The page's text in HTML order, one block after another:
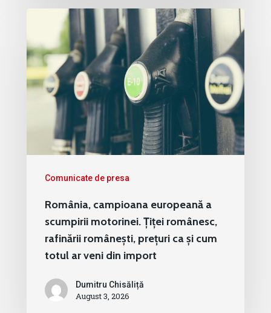
Comunicate de presa
România, campioana europeană a
scumpirii motorinei. Țiței românesc,
rafinării românești, prețuri ca și cum
totul ar veni din import
Dumitru Chisăliță
August 3, 2026